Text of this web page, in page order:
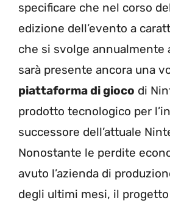
specificare che nel corso
edizione dell’evento a
che si svolge annualmente
sarà presente ancora una
piattaforma di gioco di
prodotto tecnologico per
successore dell’attuale
Nonostante le perdite
avuto l’azienda di
degli ultimi mesi, il